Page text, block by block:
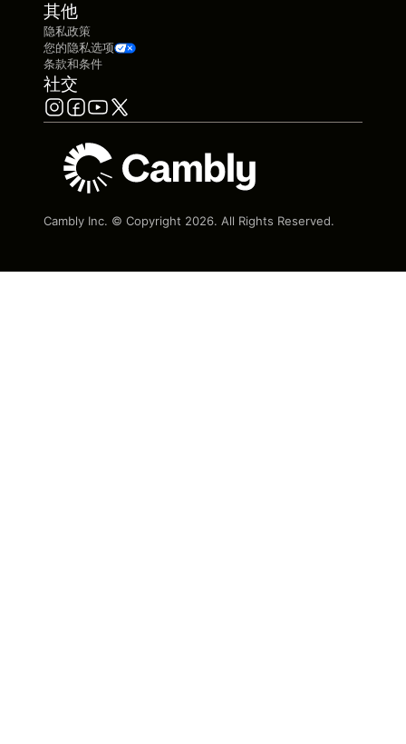
其他
隐私政策
您的隐私选项
条款和条件
社交
Cambly Inc. © Copyright 2026. All Rights Reserved.